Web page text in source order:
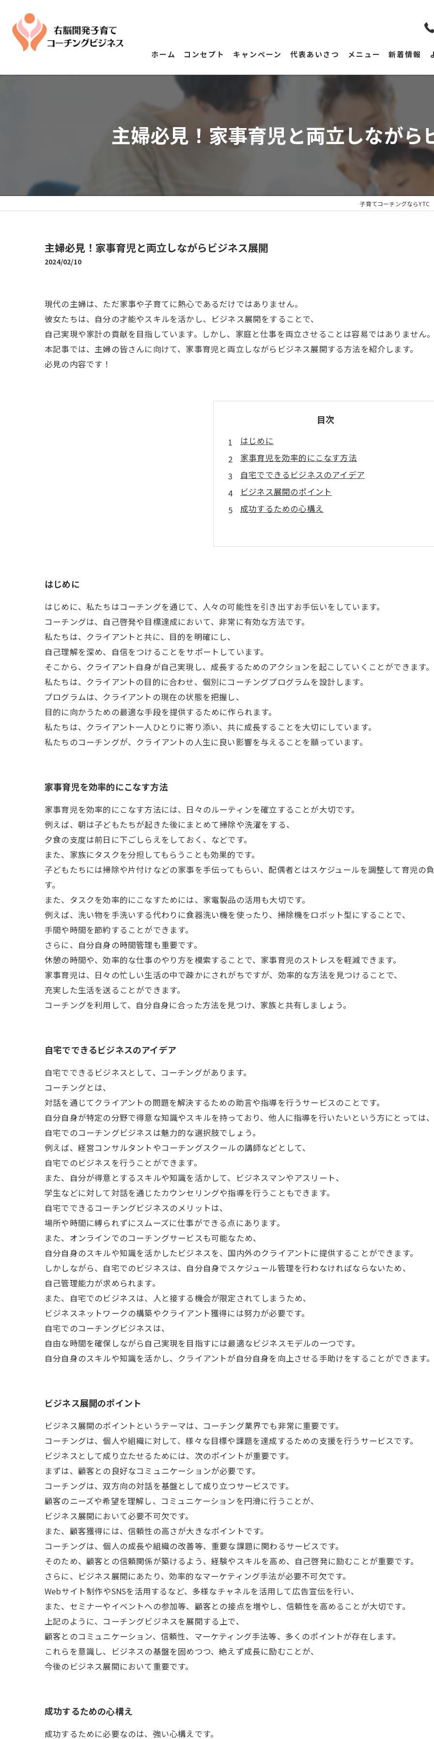
ホーム コンセプト キャンペーン 代表あいさつ メニュー 新着情報
主婦必見！家事育児と両立しながら
子育てコーチングならYTC
主婦必見！家事育児と両立しながらビジネス展開
2024/02/10
現代の主婦は、ただ家事や子育てに熱心であるだけではありません。
彼女たちは、自分の才能やスキルを活かし、ビジネス展開をすることで、
自己実現や家計の貢献を目指しています。しかし、家庭と仕事を両立させることは容易ではありません
本記事では、主婦の皆さんに向けて、家事育児と両立しながらビジネス展開する方法を紹介します。
必見の内容です！
目次
はじめに
家事育児を効率的にこなす方法
自宅でできるビジネスのアイデア
ビジネス展開のポイント
成功するための心構え
はじめに
はじめに、私たちはコーチングを通じて、人々の可能性を引き出すお手伝いをしています。
コーチングは、自己啓発や目標達成において、非常に有効な方法です。
私たちは、クライアントと共に、目的を明確にし、
自己理解を深め、自信をつけることをサポートしています。
そこから、クライアント自身が自己実現し、成長するためのアクションを起こしていくことができます。
私たちは、クライアントの目的に合わせ、個別にコーチングプログラムを設計します。
プログラムは、クライアントの現在の状態を把握し、
目的に向かうための最適な手段を提供するために作られます。
私たちは、クライアント一人ひとりに寄り添い、共に成長することを大切にしています。
私たちのコーチングが、クライアントの人生に良い影響を与えることを願っています。
家事育児を効率的にこなす方法
家事育児を効率的にこなす方法には、日々のルーティンを確立することが大切です。
例えば、朝は子どもたちが起きた後にまとめて掃除や洗濯をする、
夕食の支度は前日に下ごしらえをしておく、などです。
また、家族にタスクを分担してもらうことも効果的です。
子どもたちには掃除や片付けなどの家事を手伝ってもらい、配偶者とはスケジュールを調整して育児の
す。
また、タスクを効率的にこなすためには、家電製品の活用も大切です。
例えば、洗い物を手洗いする代わりに食器洗い機を使ったり、掃除機をロボット型にすることで、
手間や時間を節約することができます。
さらに、自分自身の時間管理も重要です。
休憩の時間や、効率的な仕事のやり方を模索することで、家事育児のストレスを軽減できます。
家事育児は、日々の忙しい生活の中で疎かにされがちですが、効率的な方法を見つけることで、
充実した生活を送ることができます。
コーチングを利用して、自分自身に合った方法を見つけ、家族と共有しましょう。
自宅でできるビジネスのアイデア
自宅でできるビジネスとして、コーチングがあります。
コーチングとは、
対話を通じてクライアントの問題を解決するための助言や指導を行うサービスのことです。
自分自身が特定の分野で得意な知識やスキルを持っており、他人に指導を行いたいという方にとっては
自宅でのコーチングビジネスは魅力的な選択肢でしょう。
例えば、経営コンサルタントやコーチングスクールの講師などとして、
自宅でのビジネスを行うことができます。
また、自分が得意とするスキルや知識を活かして、ビジネスマンやアスリート、
学生などに対して対話を通じたカウンセリングや指導を行うこともできます。
自宅でできるコーチングビジネスのメリットは、
場所や時間に縛られずにスムーズに仕事ができる点にあります。
また、オンラインでのコーチングサービスも可能なため、
自分自身のスキルや知識を活かしたビジネスを、国内外のクライアントに提供することができます。
しかしながら、自宅でのビジネスは、自分自身でスケジュール管理を行わなければならないため、
自己管理能力が求められます。
また、自宅でのビジネスは、人と接する機会が限定されてしまうため、
ビジネスネットワークの構築やクライアント獲得には努力が必要です。
自宅でのコーチングビジネスは、
自由な時間を確保しながら自己実現を目指すには最適なビジネスモデルの一つです。
自分自身のスキルや知識を活かし、クライアントが自分自身を向上させる手助けをすることができます
ビジネス展開のポイント
ビジネス展開のポイントというテーマは、コーチング業界でも非常に重要です。
コーチングは、個人や組織に対して、様々な目標や課題を達成するための支援を行うサービスです。
ビジネスとして成り立たせるためには、次のポイントが重要です。
まずは、顧客との良好なコミュニケーションが必要です。
コーチングは、双方向の対話を基盤として成り立つサービスです。
顧客のニーズや希望を理解し、コミュニケーションを円滑に行うことが、
ビジネス展開において必要不可欠です。
また、顧客獲得には、信頼性の高さが大きなポイントです。
コーチングは、個人の成長や組織の改善等、重要な課題に関わるサービスです。
そのため、顧客との信頼関係が築けるよう、経験やスキルを高め、自己啓発に励むことが重要です。
さらに、ビジネス展開にあたり、効率的なマーケティング手法が必要不可欠です。
Webサイト制作やSNSを活用するなど、多様なチャネルを活用して広告宣伝を行い、
また、セミナーやイベントへの参加等、顧客との接点を増やし、信頼性を高めることが大切です。
上記のように、コーチングビジネスを展開する上で、
顧客とのコミュニケーション、信頼性、マーケティング手法等、多くのポイントが存在します。
これらを意識し、ビジネスの基盤を固めつつ、絶えず成長に励むことが、
今後のビジネス展開において重要です。
成功するための心構え
成功するために必要なのは、強い心構えです。